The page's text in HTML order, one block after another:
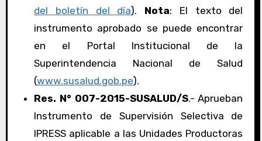
del boletín del día). Nota: El texto del
instrumento aprobado se puede encontrar
en el Portal Institucional de la
Superintendencia Nacional de Salud
(www.susalud.gob.pe).
Res. N° 007-2015-SUSALUD/S.- Aprueban
Instrumento de Supervisión Selectiva de
IPRESS aplicable a las Unidades Productoras